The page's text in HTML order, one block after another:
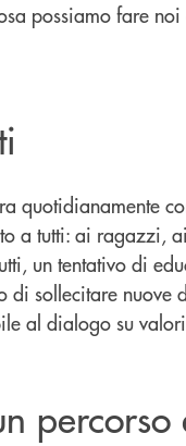
possiamo fare
quotidianamente
a tutti: ai
un tentativo di
sollecitare nuove
al dialogo su